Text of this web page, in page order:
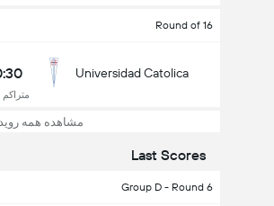
Round of 16
Universidad Catolica
متراکم 0 - 0
مشاهده همه
Last Scores
Group D - Round 6